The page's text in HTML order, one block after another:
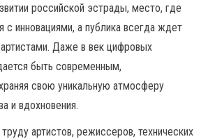
российской эстрады, место, где
с инновациями, а публика всегда ждет
Даже в век цифровых
быть современным,
свою уникальную атмосферу
и вдохновения.
артистов, режиссеров, технических